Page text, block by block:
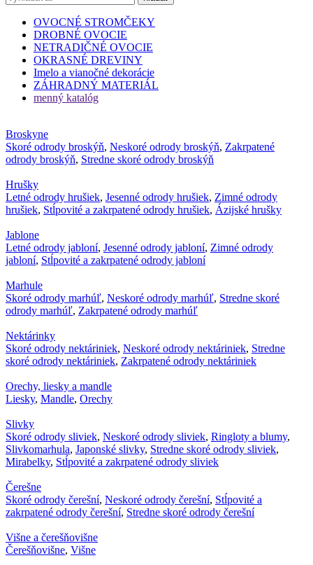
OVOCNÉ STROMČEKY
DROBNÉ OVOCIE
NETRADIČNÉ OVOCIE
OKRASNÉ DREVINY
Imelo a vianočné dekorácie
ZÁHRADNÝ MATERIÁL
menný katalóg
Broskyne
Skoré odrody broskýň, Neskoré odrody broskýň, Zakrpatené
odrody broskýň, Stredne skoré odrody broskýň
Hrušky
Letné odrody hrušiek, Jesenné odrody hrušiek, Zimné odrody
hrušiek, Stĺpovité a zakrpatené odrody hrušiek, Ázijské hrušky
Jablone
Letné odrody jabloní, Jesenné odrody jabloní, Zimné odrody
jabloní, Stĺpovité a zakrpatené odrody jabloní
Marhule
Skoré odrody marhúľ, Neskoré odrody marhúľ, Stredne skoré
odrody marhúľ, Zakrpatené odrody marhúľ
Nektárinky
Skoré odrody nektáriniek, Neskoré odrody nektáriniek, Stredne
skoré odrody nektáriniek, Zakrpatené odrody nektáriniek
Orechy, liesky a mandle
Liesky, Mandle, Orechy
Slivky
Skoré odrody sliviek, Neskoré odrody sliviek, Ringloty a blumy,
Slivkomarhula, Japonské slivky, Stredne skoré odrody sliviek,
Mirabelky, Stĺpovité a zakrpatené odrody sliviek
Čerešne
Skoré odrody čerešní, Neskoré odrody čerešní, Stĺpovité a
zakrpatené odrody čerešní, Stredne skoré odrody čerešní
Višne a čerešňovišne
Čerešňovišne, Višne